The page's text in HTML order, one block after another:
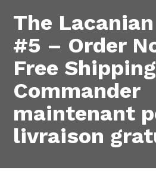
The
#5 – Order
Free
Commander
maintenant
livraison